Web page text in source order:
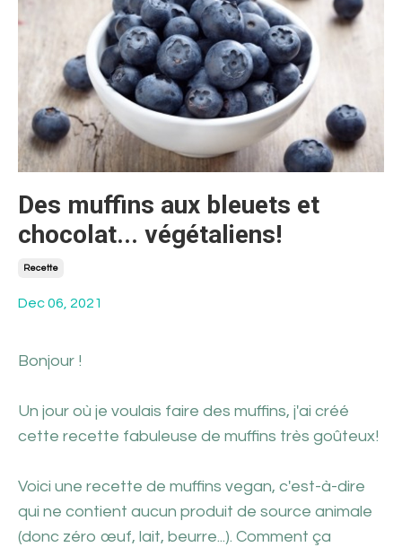
Des muffins aux bleuets et
chocolat... végétaliens!
Recette
Dec 06, 2021
Bonjour !
Un jour où je voulais faire des muffins, j'ai créé
cette recette fabuleuse de muffins très goûteux!
Voici une recette de muffins vegan, c'est-à-dire
qui ne contient aucun produit de source animale
(donc zéro œuf, lait, beurre...). Comment ça